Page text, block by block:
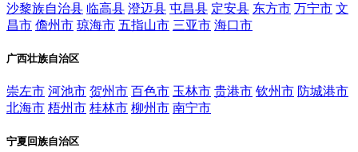
沙黎族自治县 临高县 澄迈县 屯昌县 定安县 东方市 万宁市 文
昌市 儋州市 琼海市 五指山市 三亚市 海口市
广西壮族自治区
崇左市 河池市 贺州市 百色市 玉林市 贵港市 钦州市 防城港市
北海市 梧州市 桂林市 柳州市 南宁市
宁夏回族自治区